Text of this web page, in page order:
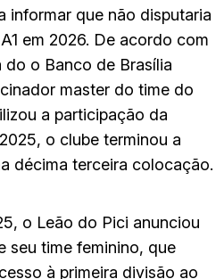
informar que não disputaria
em 2026. De acordo com
o Banco de Brasília
master do time do
a participação da
o clube terminou a
décima terceira colocação.
o Leão do Pici anunciou
seu time feminino, que
à primeira divisão ao